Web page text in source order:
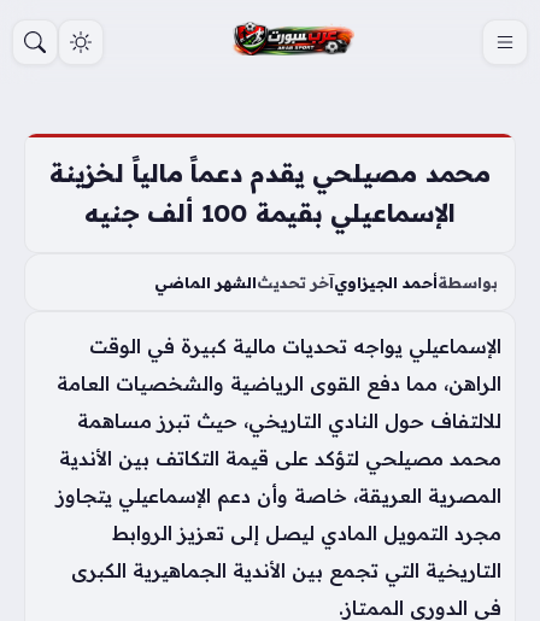
محمد مصيلحي يقدم دعماً مالياً لخزينة
الإسماعيلي بقيمة 100 ألف جنيه
بواسطةأحمد الجيزاويآخر تحديثالشهر الماضي
الإسماعيلي يواجه تحديات مالية كبيرة في الوقت
الراهن، مما دفع القوى الرياضية والشخصيات العامة
للالتفاف حول النادي التاريخي، حيث تبرز مساهمة
محمد مصيلحي لتؤكد على قيمة التكاتف بين الأندية
المصرية العريقة، خاصة وأن دعم الإسماعيلي يتجاوز
مجرد التمويل المادي ليصل إلى تعزيز الروابط
التاريخية التي تجمع بين الأندية الجماهيرية الكبرى
في الدوري الممتاز.